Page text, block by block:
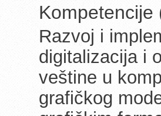
Kompetencije
Razvoj i
digitalizacija i
veštine u
grafičkog